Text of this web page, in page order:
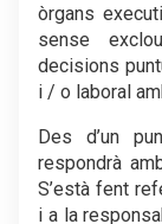
òrgans
sense
decisions
i / o laboral
Des d’un
respondrà
S’està fent
i a la